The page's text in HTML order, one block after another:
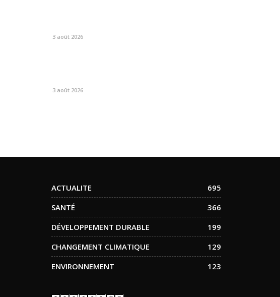
3 août 2026
3 août 2026
ACTUALITE
695
SANTÉ
366
DÉVELOPPEMENT DURABLE
199
CHANGEMENT CLIMATIQUE
129
ENVIRONNEMENT
123